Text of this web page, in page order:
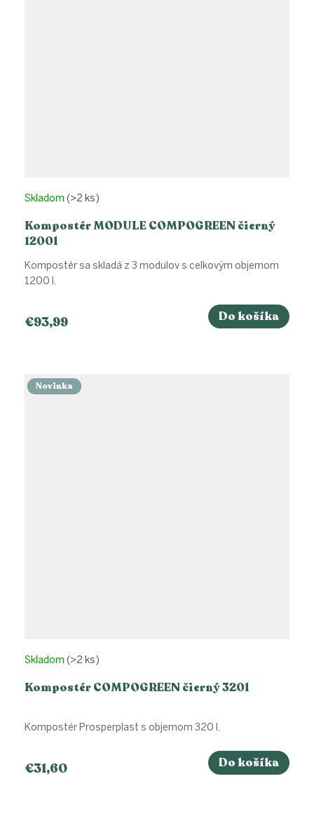
Kompostér MODULE COMPOGREEN čierný
1200l
Skladom (>2 ks)
€93,99 Do košíka
Kompostér sa skladá z 3 modulov s celkovým objemom
1200 l.
Novinka
Kompostér COMPOGREEN čierný 320l
Skladom (>2 ks)
€31,60 Do košíka
Kompostér Prosperplast s objemom 320 l.